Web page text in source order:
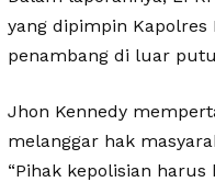
yang dipimpin
penambang di luar
Jhon Kennedy
melanggar hak
“Pihak kepolisian